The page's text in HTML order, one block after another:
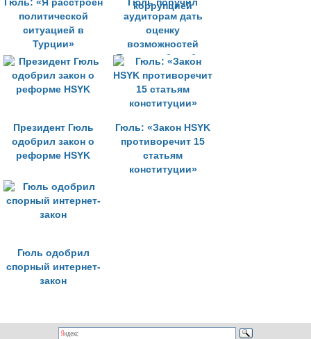
Гюль: «Я расстроен
политической
ситуацией в
Турции»
Гюль поручил
аудиторам дать
оценку
возможностей
Турции в борьбе с
коррупцией
Президент Гюль
одобрил закон о
реформе HSYK
Гюль: «Закон HSYK
противоречит 15
статьям
конституции»
Гюль одобрил
спорный интернет-
закон